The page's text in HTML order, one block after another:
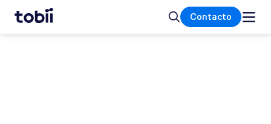
Inicio BuscarContacto